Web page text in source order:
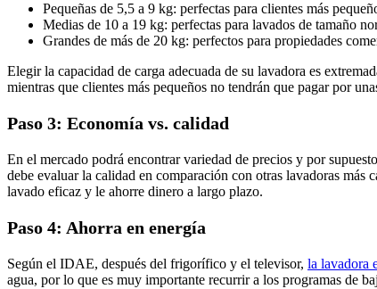
Pequeñas de 5,5 a 9 kg: perfectas para clientes más
Medias de 10 a 19 kg: perfectas para lavados de tamaño
Grandes de más de 20 kg: perfectos para propiedades
Elegir la capacidad de carga adecuada de su lavadora es
mientras que clientes más pequeños no tendrán que pagar por
Paso 3: Economía vs. calidad
En el mercado podrá encontrar variedad de precios y por
debe evaluar la calidad en comparación con otras lavadoras más
lavado eficaz y le ahorre dinero a largo plazo.
Paso 4: Ahorra en energía
Según el IDAE, después del frigorífico y el televisor, la lavadora
agua, por lo que es muy importante recurrir a los programas de